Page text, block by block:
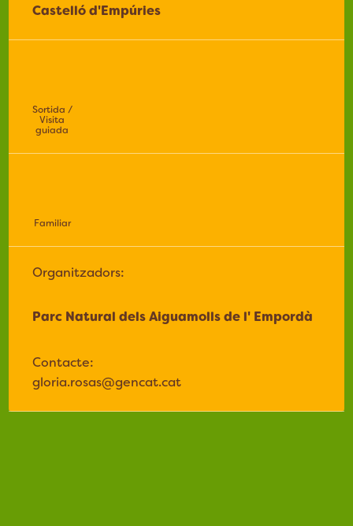
Castelló d'Empúries
Sortida /
Visita
guiada
Familiar
Organitzadors:
Parc Natural dels Aiguamolls de l' Empordà
Contacte:
gloria.rosas@gencat.cat